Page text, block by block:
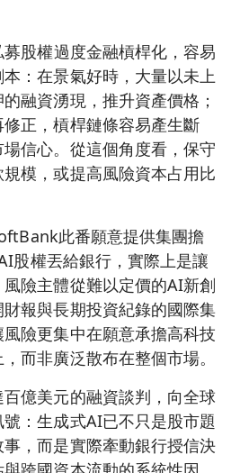
股權過度金融槓桿化，容易
：在景氣好時，大量以未上
融資湧現，推升資產價格；
正，槓桿鏈條容易產生斷
信心。從這個角度看，保守
模，或提高風險資本占用比
此番願意提供集團擔
股權丟給銀行，實際上是讓
險主體從難以定價的AI新創
報與長期投資紀錄的國際集
險更集中在願意承擔高科技
而非廣泛散布在整個市場。
億美元的融資談判，向全球
：生成式AI已不只是股市題
，而是實際牽動銀行授信決